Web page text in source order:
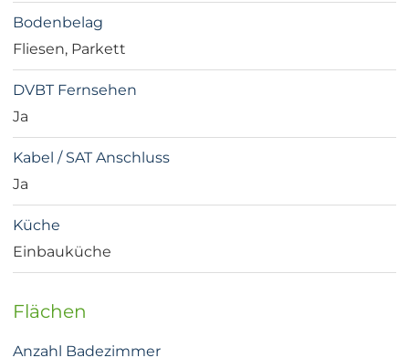
Bodenbelag
Fliesen, Parkett
DVBT Fernsehen
Ja
Kabel / SAT Anschluss
Ja
Küche
Einbauküche
Flächen
Anzahl Badezimmer